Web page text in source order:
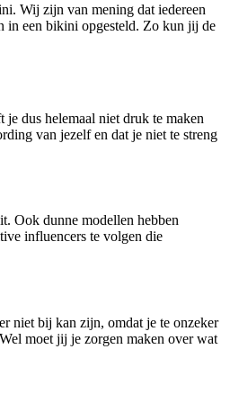
Wij zijn van mening dat iedereen
in een bikini opgesteld. Zo kun jij de
dus helemaal niet druk te maken
van jezelf en dat je niet te streng
Ook dunne modellen hebben
influencers te volgen die
niet bij kan zijn, omdat je te onzeker
moet jij je zorgen maken over wat